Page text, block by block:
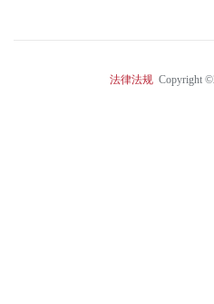
法律法规 Copyright